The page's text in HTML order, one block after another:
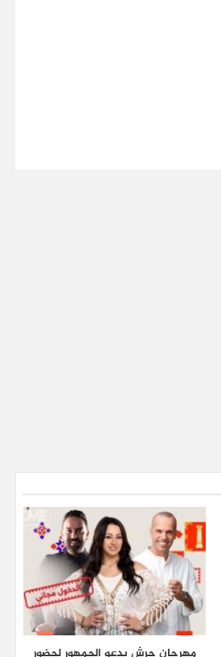
مهرجان جرش يدعو الجمهور لحضور